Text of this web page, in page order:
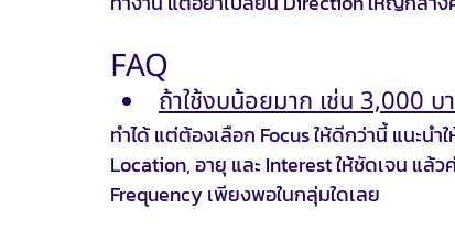
FAQ
ถ้าใช้งบน้อยมาก เช่น 3,000 บ
ทำได้ แต่ต้องเลือก Focus ให้ดีกว่านี้ แนะน
Location, อายุ และ Interest ให้ชัดเจน แล้
Frequency เพียงพอในกลุ่มใดเลย